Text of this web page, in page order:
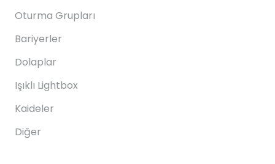
Oturma Grupları
Bariyerler
Dolaplar
Işıklı Lightbox
Kaideler
Diğer